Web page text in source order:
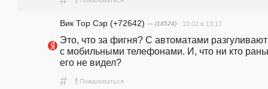
Вик Тор Сэр (+72642) — (18524) 10.02 в 13:17
Это, что за фигня? С автоматами разгуливают
с мобильными телефонами. И, что ни кто
его не видел?
# ! Пожаловаться